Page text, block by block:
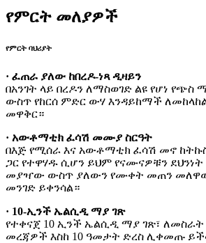
የምርት መለያዎች
የምርት ባህሪያት
· ፈጠራ ያለው ከበረዶ-ነጻ ዲዛይን
በአንገት ላይ በረዶን ለማስወገድ ልዩ የሆነ
ውስጥ የከርሰ ምድር ውሃ እንዳይከማች
መዋቅር።
· አውቶማቲክ ፈሳሽ መሙያ ስርዓት
በእጅ የሚሰራ እና አውቶማቲክ ፈሳሽ መኖ
ጋር የተዋሃዱ ሲሆን ይህም የናሙናዎቹን ደህንነት
መያዣው ውስጥ ያለውን የሙቀት መጠን
መንገድ ይቀንሳል።
· 10-ኢንች ኤልሲዲ ማያ ገጽ
የተቀናጀ 10 ኢንች ኤልሲዲ ማያ ገጽ፣ ለመስራት
መረጃዎች እስከ 10 ዓመታት ድረስ ሊቀመጡ